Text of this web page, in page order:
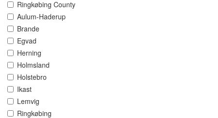
Ringkøbing County
Aulum-Haderup
Brande
Egvad
Herning
Holmsland
Holstebro
Ikast
Lemvig
Ringkøbing